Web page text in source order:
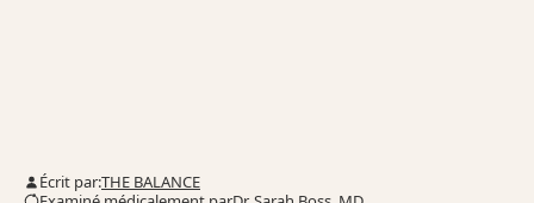
Écrit par:THE BALANCE